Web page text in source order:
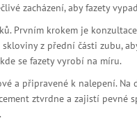
zacházení, aby fazety
Prvním krokem je
z přední části zubu,
se fazety vyrobí na míru.
a připravené k nalepení.
ztvrdne a zajistí pevné